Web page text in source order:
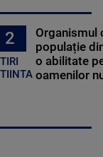
2
Organismul
populație
o abilitate
oamenilor